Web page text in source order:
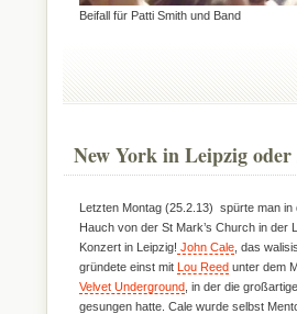
Beifall für Patti Smith und Band
New York in Leipzig
Letzten Montag (25.2.13) spürte man
Hauch von der St Mark’s Church in der
Konzert in Leipzig! John Cale, das
gründete einst mit Lou Reedunter dem
Velvet Underground, in der die großartige
gesungen hatte. Cale wurde selbst